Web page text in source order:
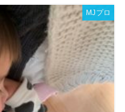
MJプロ